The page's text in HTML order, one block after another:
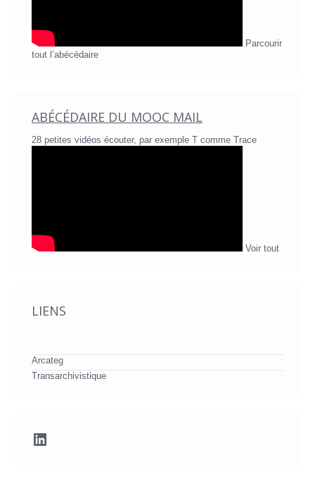
Parcourir
tout l’abécédaire
ABÉCÉDAIRE DU MOOC MAIL
28 petites vidéos écouter, par exemple T comme Trace
Voir tout
LIENS
Arcateg
Transarchivistique
LinkedIn